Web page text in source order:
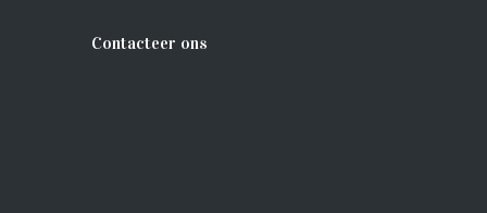
Contacteer ons